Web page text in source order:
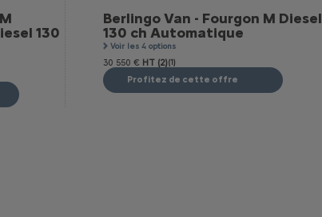
130
Berlingo Van - Fourgon M Diesel
130 ch Automatique
Voir les 4 options
30 550 € HT (2)(1)
Profitez de cette offre